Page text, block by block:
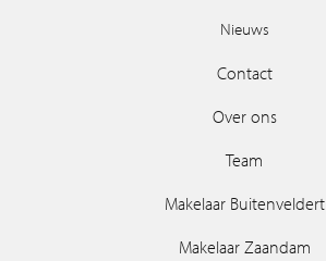
Nieuws
Contact
Over ons
Team
Makelaar Buitenveldert
Makelaar Zaandam